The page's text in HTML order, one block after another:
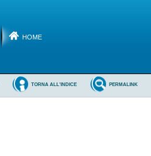
HOME
PERMALINK
TORNA ALL'INDICE